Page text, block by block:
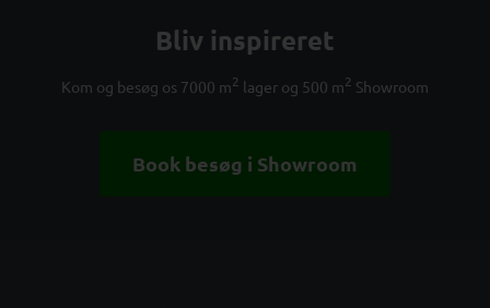
Bliv inspireret
Kom og besøg os 7000 m2 lager og 500 m2 Showroom
Book besøg i Showroom